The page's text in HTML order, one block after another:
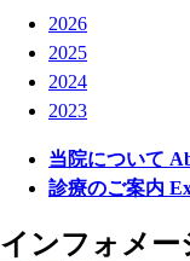
2026
2025
2024
2023
当院について
診療のご案内
インフォメー